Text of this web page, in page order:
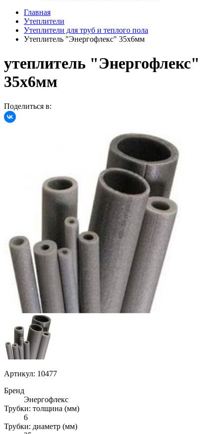
Главная
Утеплители
Утеплители для труб и теплого пола
Утеплитель "Энергофлекс" 35х6мм
утеплитель "Энергофлекс"
35х6мм
Поделиться в:
Артикул: 10477
Бренд
Энергофлекс
Трубки: толщина (мм)
6
Трубки: диаметр (мм)